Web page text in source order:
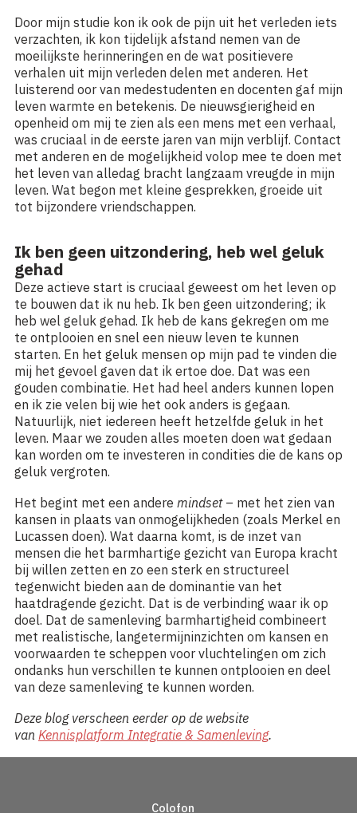
Door mijn studie kon ik ook de pijn uit het verleden iets
verzachten, ik kon tijdelijk afstand nemen van de
moeilijkste herinneringen en de wat positievere
verhalen uit mijn verleden delen met anderen. Het
luisterend oor van medestudenten en docenten gaf mijn
leven warmte en betekenis. De nieuwsgierigheid en
openheid om mij te zien als een mens met een verhaal,
was cruciaal in de eerste jaren van mijn verblijf. Contact
met anderen en de mogelijkheid volop mee te doen met
het leven van alledag bracht langzaam vreugde in mijn
leven. Wat begon met kleine gesprekken, groeide uit
tot bijzondere vriendschappen.
Ik ben geen uitzondering, heb wel geluk
gehad
Deze actieve start is cruciaal geweest om het leven op
te bouwen dat ik nu heb. Ik ben geen uitzondering; ik
heb wel geluk gehad. Ik heb de kans gekregen om me
te ontplooien en snel een nieuw leven te kunnen
starten. En het geluk mensen op mijn pad te vinden die
mij het gevoel gaven dat ik ertoe doe. Dat was een
gouden combinatie. Het had heel anders kunnen lopen
en ik zie velen bij wie het ook anders is gegaan.
Natuurlijk, niet iedereen heeft hetzelfde geluk in het
leven. Maar we zouden alles moeten doen wat gedaan
kan worden om te investeren in condities die de kans op
geluk vergroten.
Het begint met een andere mindset – met het zien van
kansen in plaats van onmogelijkheden (zoals Merkel en
Lucassen doen). Wat daarna komt, is de inzet van
mensen die het barmhartige gezicht van Europa kracht
bij willen zetten en zo een sterk en structureel
tegenwicht bieden aan de dominantie van het
haatdragende gezicht. Dat is de verbinding waar ik op
doel. Dat de samenleving barmhartigheid combineert
met realistische, langetermijninzichten om kansen en
voorwaarden te scheppen voor vluchtelingen om zich
ondanks hun verschillen te kunnen ontplooien en deel
van deze samenleving te kunnen worden.
Deze blog verscheen eerder op de website
van Kennisplatform Integratie & Samenleving.
Colofon